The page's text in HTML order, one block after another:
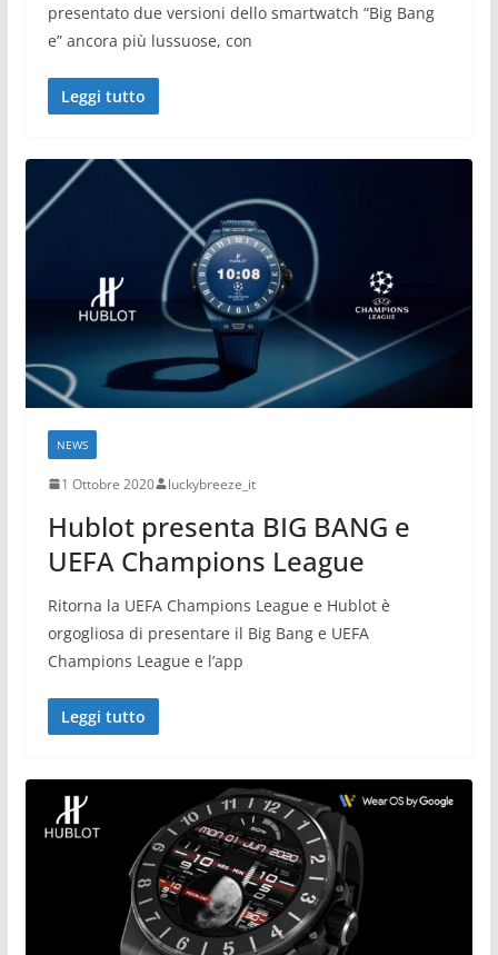
presentato due versioni dello smartwatch “Big Bang
e” ancora più lussuose, con
Leggi tutto
NEWS
1 Ottobre 2020 luckybreeze_it
Hublot presenta BIG BANG e
UEFA Champions League
Ritorna la UEFA Champions League e Hublot è
orgogliosa di presentare il Big Bang e UEFA
Champions League e l’app
Leggi tutto